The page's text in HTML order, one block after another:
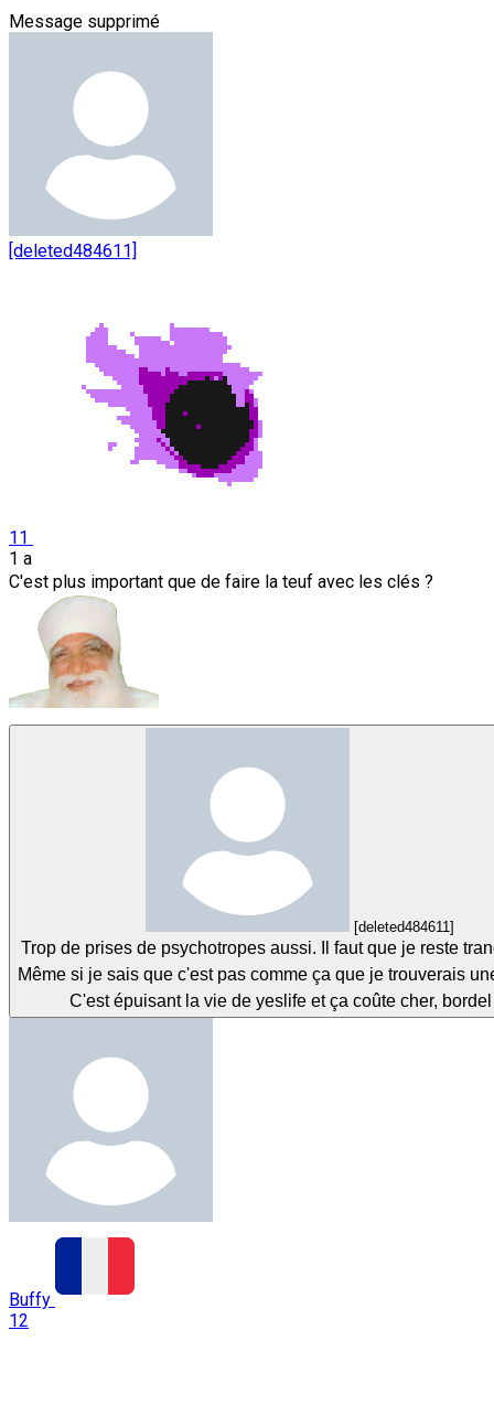
Message supprimé
[deleted484611]
11
1 a
C'est plus important que de faire la teuf avec les clés ?
[deleted484611]
Trop de prises de psychotropes aussi. Il faut que je reste
Même si je sais que c'est pas comme ça que je trouverais
C'est épuisant la vie de yeslife et ça coûte cher,
Buffy
12